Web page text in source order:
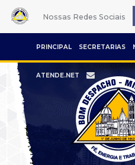
Nossas Redes Sociais
PRINCIPAL SECRETARIAS
ATENDE.NET